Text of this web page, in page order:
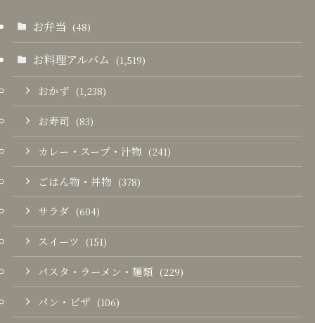
お弁当 (48)
お料理アルバム (1,519)
おかず (1,238)
お寿司 (83)
カレー・スープ・汁物 (241)
ごはん物・丼物 (378)
サラダ (604)
スイーツ (151)
パスタ・ラーメン・麺類 (229)
パン・ピザ (106)